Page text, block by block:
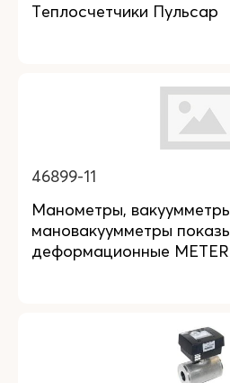
Теплосчетчики Пульсар
46899-11
Манометры,
мановакуумметры
деформационные